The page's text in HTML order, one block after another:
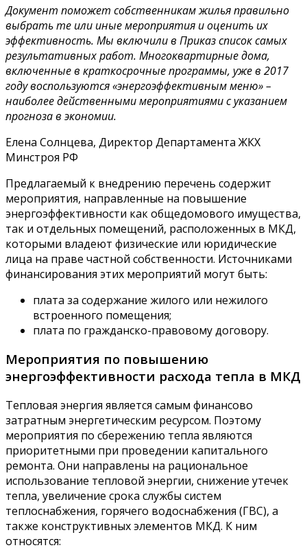
Документ поможет собственникам жилья правильно
выбрать те или иные мероприятия и оценить их
эффективность. Мы включили в Приказ список самых
результативных работ. Многоквартирные дома,
включенные в краткосрочные программы, уже в 2017
году воспользуются «энергоэффективным меню» –
наиболее действенными мероприятиями с указанием
прогноза в экономии.
Елена Солнцева, Директор Департамента ЖКХ
Минстроя РФ
Предлагаемый к внедрению перечень содержит
мероприятия, направленные на повышение
энергоэффективности как общедомового имущества,
так и отдельных помещений, расположенных в МКД,
которыми владеют физические или юридические
лица на праве частной собственности. Источниками
финансирования этих мероприятий могут быть:
плата за содержание жилого или нежилого
встроенного помещения;
плата по гражданско-правовому договору.
Мероприятия по повышению
энергоэффективности расхода тепла в МКД
Тепловая энергия является самым финансово
затратным энергетическим ресурсом. Поэтому
мероприятия по сбережению тепла являются
приоритетными при проведении капитального
ремонта. Они направлены на рациональное
использование тепловой энергии, снижение утечек
тепла, увеличение срока службы систем
теплоснабжения, горячего водоснабжения (ГВС), а
также конструктивных элементов МКД. К ним
относятся: